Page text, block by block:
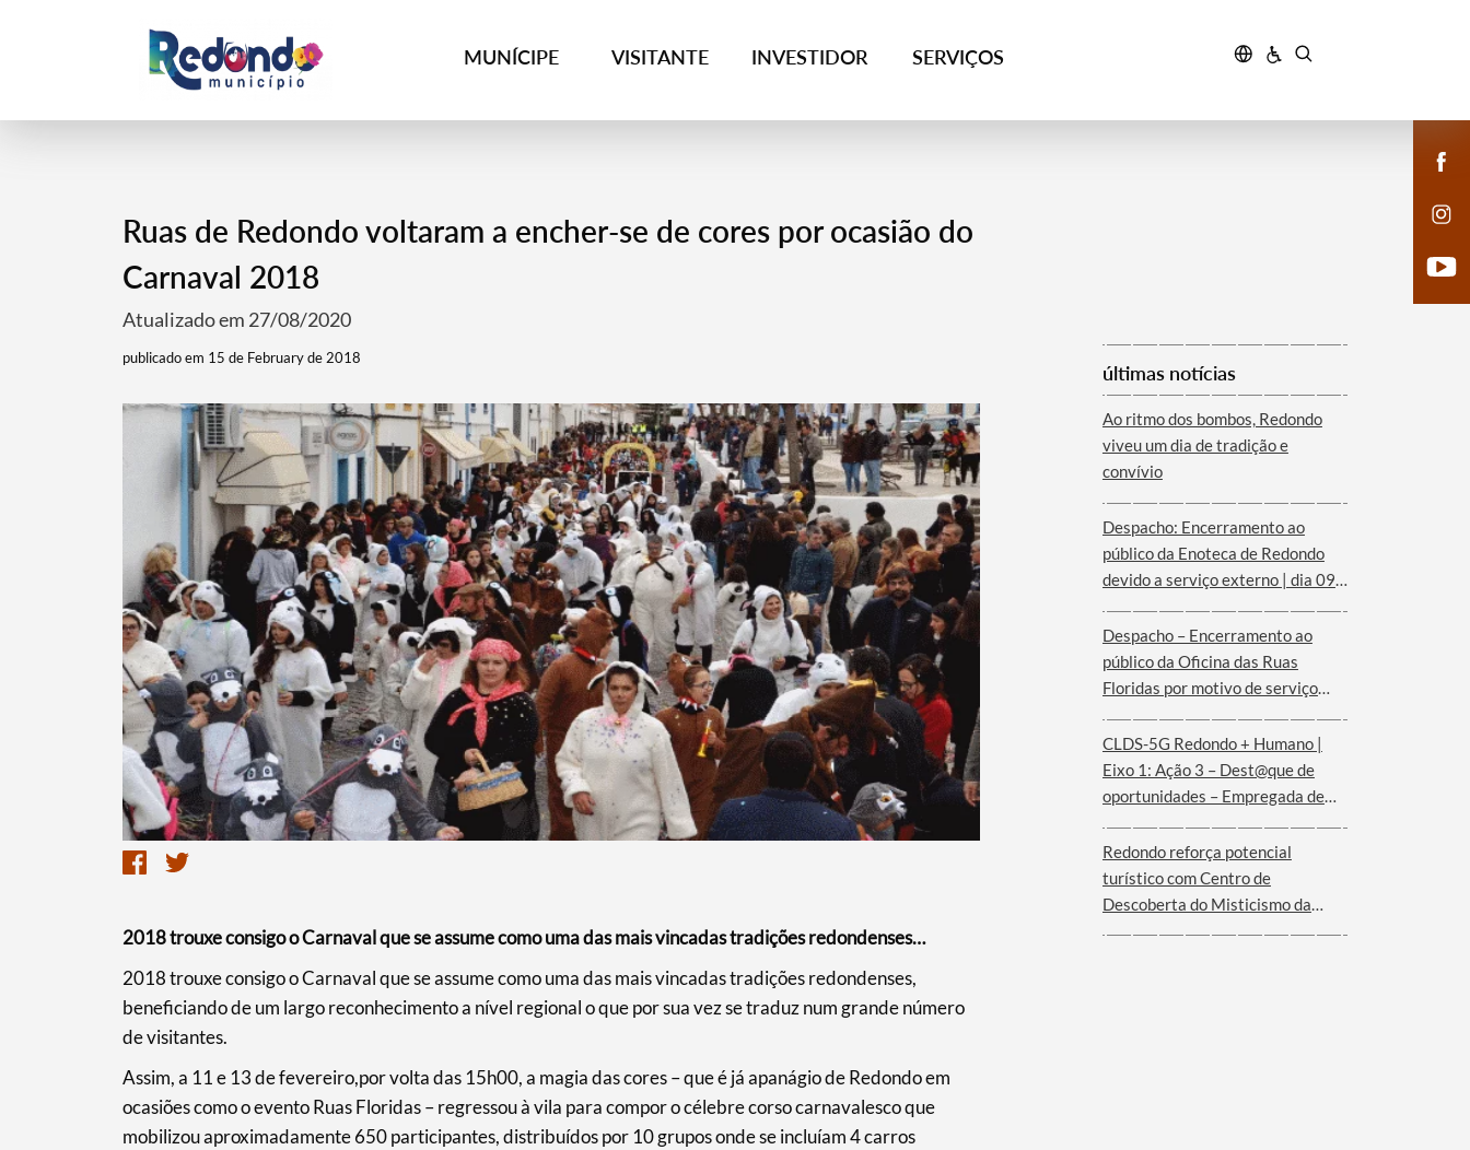
MUNÍCIPE VISITANTE INVESTIDOR SERVIÇOS
Categorias gerais
Filtros
Ruas de Redondo voltaram a encher-se de cores por ocasião do
Carnaval 2018
Atualizado em 27/08/2020
publicado em 15 de February de 2018
2018 trouxe consigo o Carnaval que se assume como uma das mais vincadas tradições redondenses…
2018 trouxe consigo o Carnaval que se assume como uma das mais vincadas tradições redondenses,
beneficiando de um largo reconhecimento a nível regional o que por sua vez se traduz num grande número
de visitantes.
Assim, a 11 e 13 de fevereiro,por volta das 15h00, a magia das cores – que é já apanágio de Redondo em
ocasiões como o evento Ruas Floridas – regressou à vila para compor o célebre corso carnavalesco que
mobilizou aproximadamente 650 participantes, distribuídos por 10 grupos onde se incluíam 4 carros
últimas notícias
Ao ritmo dos bombos, Redondo
viveu um dia de tradição e
convívio
Despacho: Encerramento ao
público da Enoteca de Redondo
devido a serviço externo | dia 09
Despacho – Encerramento ao
público da Oficina das Ruas
Floridas por motivo de serviço
CLDS-5G Redondo + Humano |
Eixo 1: Ação 3 – Dest@que de
oportunidades – Empregada de
Paulo – Serra d´Ossa)
Redondo reforça potencial
turístico com Centro de
Descoberta do Misticismo da
Serra d´Ossa